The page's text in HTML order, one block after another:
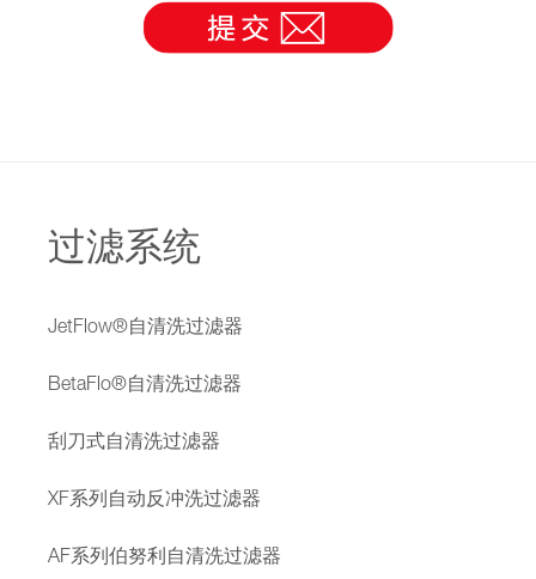
过滤系统
JetFlow®自清洗过滤器
BetaFlo®自清洗过滤器
刮刀式自清洗过滤器
XF系列自动反冲洗过滤器
AF系列伯努利自清洗过滤器